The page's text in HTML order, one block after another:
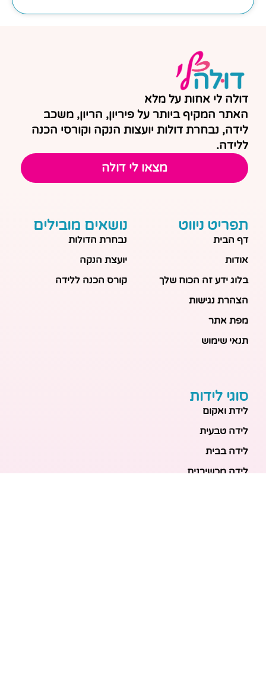
דולה לי אחות על מלא
האתר המקיף ביותר על פיריון, הריון, משכב
לידה, נבחרת דולות יועצות הנקה וקורסי הכנה
ללידה.
מצאו לי דולה
תפריט ניווט
דף הבית
אודות
בלוג ידע זה הכוח שלך
הצהרת נגישות
מפת אתר
תנאי שימוש
נושאים מובילים
נבחרת הדולות
יועצת הנקה
קורס הכנה ללידה
סוגי לידות
לידת ואקום
לידה טבעית
לידה בבית
לידה מכשירנית